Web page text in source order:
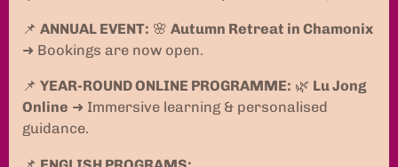
📌 ANNUAL EVENT: 🌸 Autumn Retreat in Chamonix
➜ Bookings are now open.
📌 YEAR-ROUND ONLINE PROGRAMME: 🌿 Lu Jong
Online ➜ Immersive learning & personalised
guidance.